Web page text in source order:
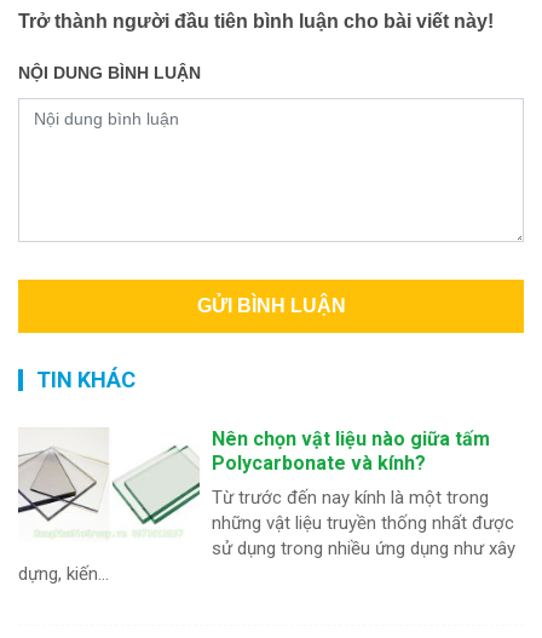
Trở thành người đầu tiên bình luận cho bài viết này!
NỘI DUNG BÌNH LUẬN
TIN KHÁC
Nên chọn vật liệu nào giữa tấm
Polycarbonate và kính?
Từ trước đến nay kính là một trong
những vật liệu truyền thống nhất được
sử dụng trong nhiều ứng dụng như xây
dựng, kiến...